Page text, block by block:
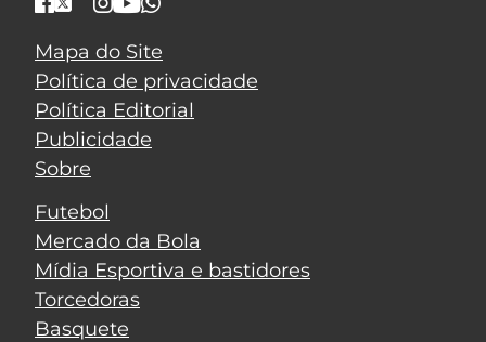
Mapa do Site
Política de privacidade
Política Editorial
Publicidade
Sobre
Futebol
Mercado da Bola
Mídia Esportiva e bastidores
Torcedoras
Basquete